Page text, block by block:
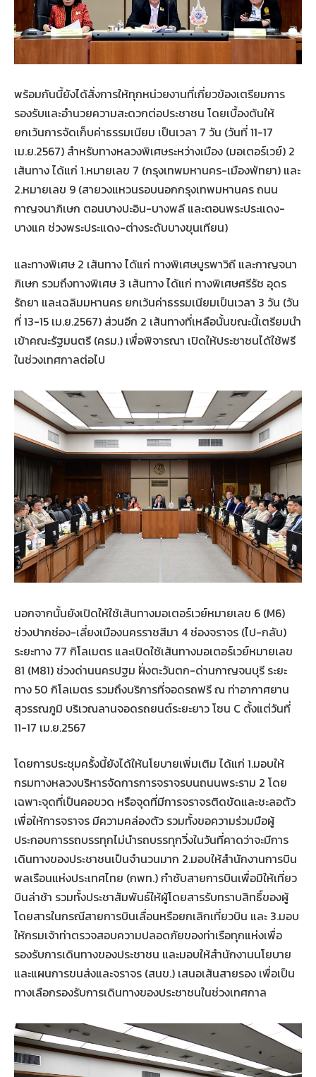
พร้อมกันนี้ยังได้สั่งการให้ทุกหน่วยงานที่เกี่ยวข้องเตรียมการ
รองรับและอำนวยความสะดวกต่อประชาชน โดยเบื้องต้นให้
ยกเว้นการจัดเก็บค่าธรรมเนียม เป็นเวลา 7 วัน (วันที่ 11-17
เม.ย.2567) สำหรับทางหลวงพิเศษระหว่างเมือง (มอเตอร์เวย์) 2
เส้นทาง ได้แก่ 1.หมายเลข 7 (กรุงเทพมหานคร-เมืองพัทยา) และ
2.หมายเลข 9 (สายวงแหวนรอบนอกกรุงเทพมหานคร ถนน
กาญจนาภิเษก ตอนบางปะอิน-บางพลี และตอนพระประแดง-
บางแค ช่วงพระประแดง-ต่างระดับบางขุนเทียน)
และทางพิเศษ 2 เส้นทาง ได้แก่ ทางพิเศษบูรพาวิถี และกาญจนา
ภิเษก รวมถึงทางพิเศษ 3 เส้นทาง ได้แก่ ทางพิเศษศรีรัช อุดร
รัถยา และเฉลิมมหานคร ยกเว้นค่าธรรมเนียมเป็นเวลา 3 วัน (วัน
ที่ 13-15 เม.ย.2567) ส่วนอีก 2 เส้นทางที่เหลือนั้นขณะนี้เตรียมนำ
เข้าคณะรัฐมนตรี (ครม.) เพื่อพิจารณา เปิดให้ประชาชนได้ใช้ฟรี
ในช่วงเทศกาลต่อไป
นอกจากนั้นยังเปิดให้ใช้เส้นทางมอเตอร์เวย์หมายเลข 6 (M6)
ช่วงปากช่อง-เลี่ยงเมืองนครราชสีมา 4 ช่องจราจร (ไป-กลับ)
ระยะทาง 77 กิโลเมตร และเปิดใช้เส้นทางมอเตอร์เวย์หมายเลข
81 (M81) ช่วงด่านนครปฐม ฝั่งตะวันตก-ด่านกาญจนบุรี ระยะ
ทาง 50 กิโลเมตร รวมถึงบริการที่จอดรถฟรี ณ ท่าอากาศยาน
สุวรรณภูมิ บริเวณลานจอดรถยนต์ระยะยาว โซน C ตั้งแต่วันที่
11-17 เม.ย.2567
โดยการประชุมครั้งนี้ยังได้ให้นโยบายเพิ่มเติม ได้แก่ 1.มอบให้
กรมทางหลวงบริหารจัดการการจราจรบนถนนพระราม 2 โดย
เฉพาะจุดที่เป็นคอขวด หรือจุดที่มีการจราจรติดขัดและชะลอตัว
เพื่อให้การจราจร มีความคล่องตัว รวมทั้งขอความร่วมมือผู้
ประกอบการรถบรรทุกไม่นำรถบรรทุกวิ่งในวันที่คาดว่าจะมีการ
เดินทางของประชาชนเป็นจำนวนมาก 2.มอบให้สำนักงานการบิน
พลเรือนแห่งประเทศไทย (กพท.) กำชับสายการบินเพื่อมิให้เที่ยว
บินล่าช้า รวมทั้งประชาสัมพันธ์ให้ผู้โดยสารรับทราบสิทธิ์ของผู้
โดยสารในกรณีสายการบินเลื่อนหรือยกเลิกเที่ยวบิน และ 3.มอบ
ให้กรมเจ้าท่าตรวจสอบความปลอดภัยของท่าเรือทุกแห่งเพื่อ
รองรับการเดินทางของประชาชน และมอบให้สำนักงานนโยบาย
และแผนการขนส่งและจราจร (สนข.) เสนอเส้นสายรอง เพื่อเป็น
ทางเลือกรองรับการเดินทางของประชาชนในช่วงเทศกาล